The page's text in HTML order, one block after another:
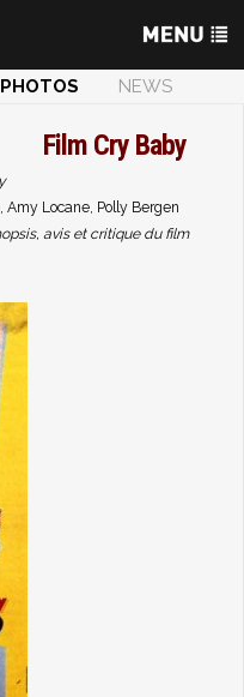
PHOTOS
NEWS
Film Cry Baby
Amy Locane, Polly Bergen
avis et critique du film